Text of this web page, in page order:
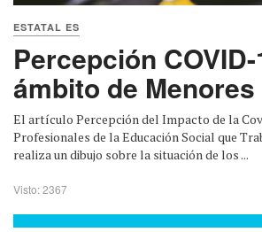
ESTATAL ES
Percepción
ámbito de Menores
El artículo Percepción del Impacto de la
Profesionales de la Educación Social que
realiza un dibujo sobre la situación de los ...
Visto: 2367